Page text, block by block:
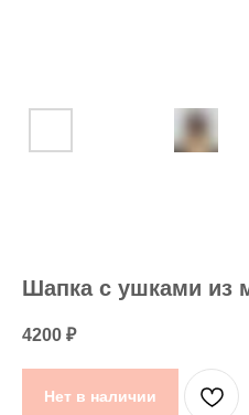
Шапка с ушками из
4200 ₽
Нет в наличии